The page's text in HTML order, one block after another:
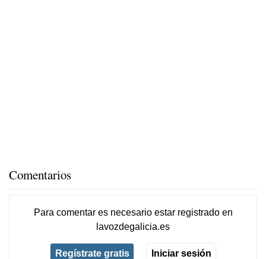
Comentarios
Para comentar es necesario estar registradoen
lavozdegalicia.es
Regístrate gratis Iniciar sesión